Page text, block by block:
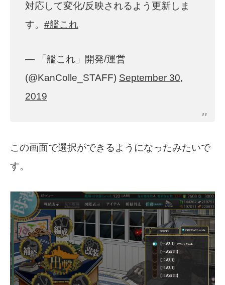
対応して変化/反映されるよう更新しま
す。 #艦これ
— 「艦これ」開発/運営
(@KanColle_STAFF) September 30,
2019
この画面で選択ができるようになったみたいで
す。